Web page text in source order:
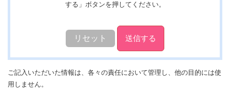
する」ボタンを押してください。
ご記入いただいた情報は、各々の責任において管理し、他の目的には使
用しません。